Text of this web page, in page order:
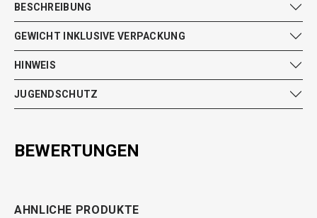
BESCHREIBUNG
GEWICHT INKLUSIVE VERPACKUNG
HINWEIS
JUGENDSCHUTZ
BEWERTUNGEN
AHNLICHE PRODUKTE